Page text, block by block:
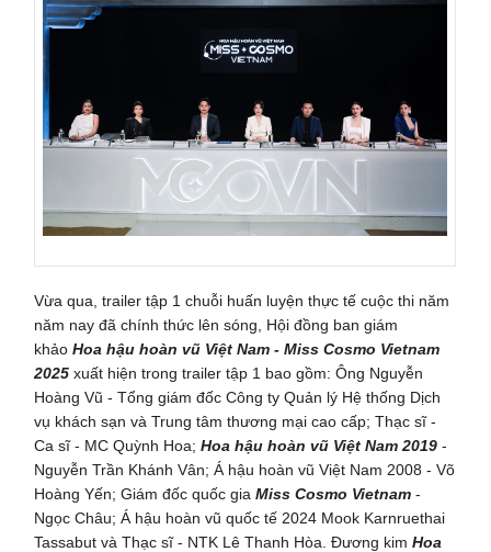
Vừa qua, trailer tập 1 chuỗi huấn luyện thực tế cuộc thi năm
năm nay đã chính thức lên sóng, Hội đồng ban giám
khảoHoa hậu hoàn vũ Việt Nam - Miss Cosmo Vietnam
2025 xuất hiện trong trailer tập 1 bao gồm: Ông Nguyễn
Hoàng Vũ - Tổng giám đốc Công ty Quản lý Hệ thống Dịch
vụ khách sạn và Trung tâm thương mại cao cấp; Thạc sĩ -
Ca sĩ - MC Quỳnh Hoa;Hoa hậu hoàn vũ Việt Nam 2019 -
Nguyễn Trần Khánh Vân; Á hậu hoàn vũ Việt Nam 2008 - Võ
Hoàng Yến; Giám đốc quốc giaMiss Cosmo Vietnam -
Ngọc Châu; Á hậu hoàn vũ quốc tế 2024 Mook Karnruethai
Tassabut và Thạc sĩ - NTK Lê Thanh Hòa. Đương kimHoa